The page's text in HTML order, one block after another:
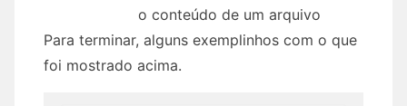
o conteúdo de um arquivo
Para terminar, alguns exemplinhos com o que
foi mostrado acima.